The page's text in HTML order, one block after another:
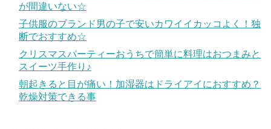
が間違いない☆
子供服のブランド男の子で安いカワイイカッコよく！独
断でおすすめ☆
クリスマスパーティーおうちで簡単に料理はおつまみと
スイーツ手作り♪
朝起きると目が痛い！加湿器はドライアイにおすすめ？
乾燥対策できる事